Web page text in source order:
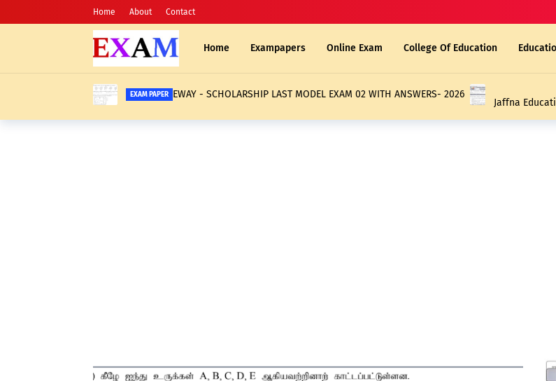
Home About Contact
Home Exampapers Online Exam College Of Education
EXAM PAPER EWAY - SCHOLARSHIP LAST MODEL EXAM 02 WITH ANSWERS- 2026
Jaffna